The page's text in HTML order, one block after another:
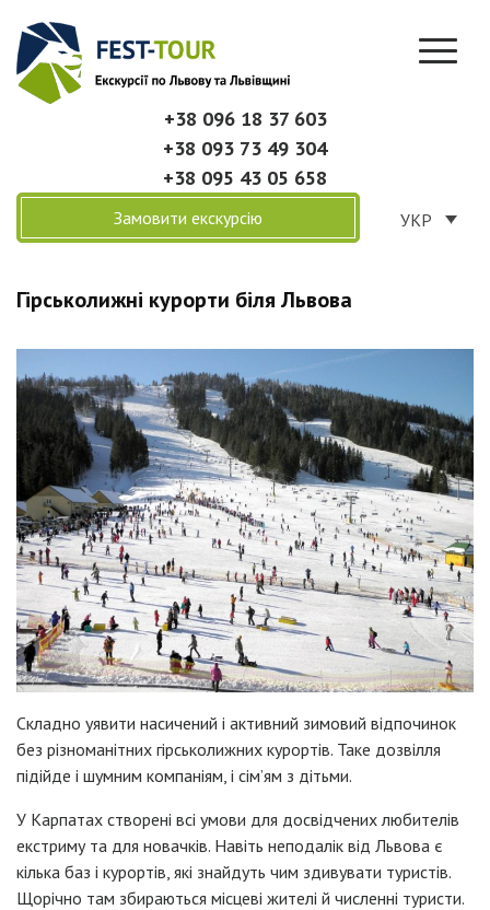
+38 096 18 37 603
+38 093 73 49 304
+38 095 43 05 658
УКР
Замовити екскурсію
Гірськолижні курорти біля Львова
Складно уявити насичений і активний зимовий відпочинок
без різноманітних гірськолижних курортів. Таке дозвілля
підійде і шумним компаніям, і сім’ям з дітьми.
У Карпатах створені всі умови для досвідчених любителів
екстриму та для новачків. Навіть неподалік від Львова є
кілька баз і курортів, які знайдуть чим здивувати туристів.
Щорічно там збираються місцеві жителі й численні туристи.